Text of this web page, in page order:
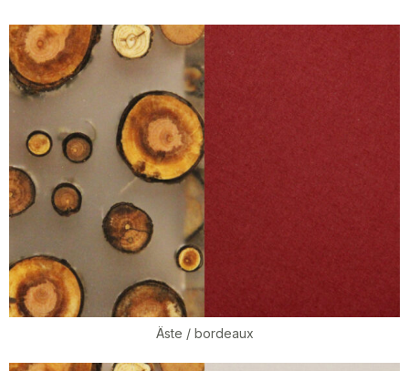
Äste / bordeaux